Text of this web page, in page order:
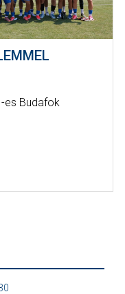
es Budafok